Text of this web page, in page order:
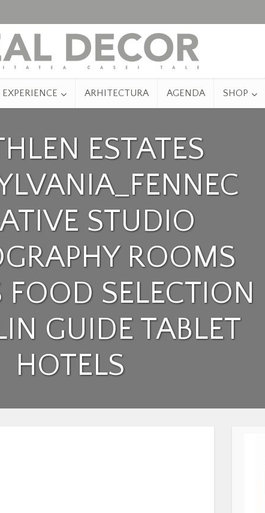
EXPERIENCE ARHITECTURA AGENDA SHOP
ESTATES
STUDIO
ROOMS
FOOD SELECTION
GUIDE TABLET
HOTELS